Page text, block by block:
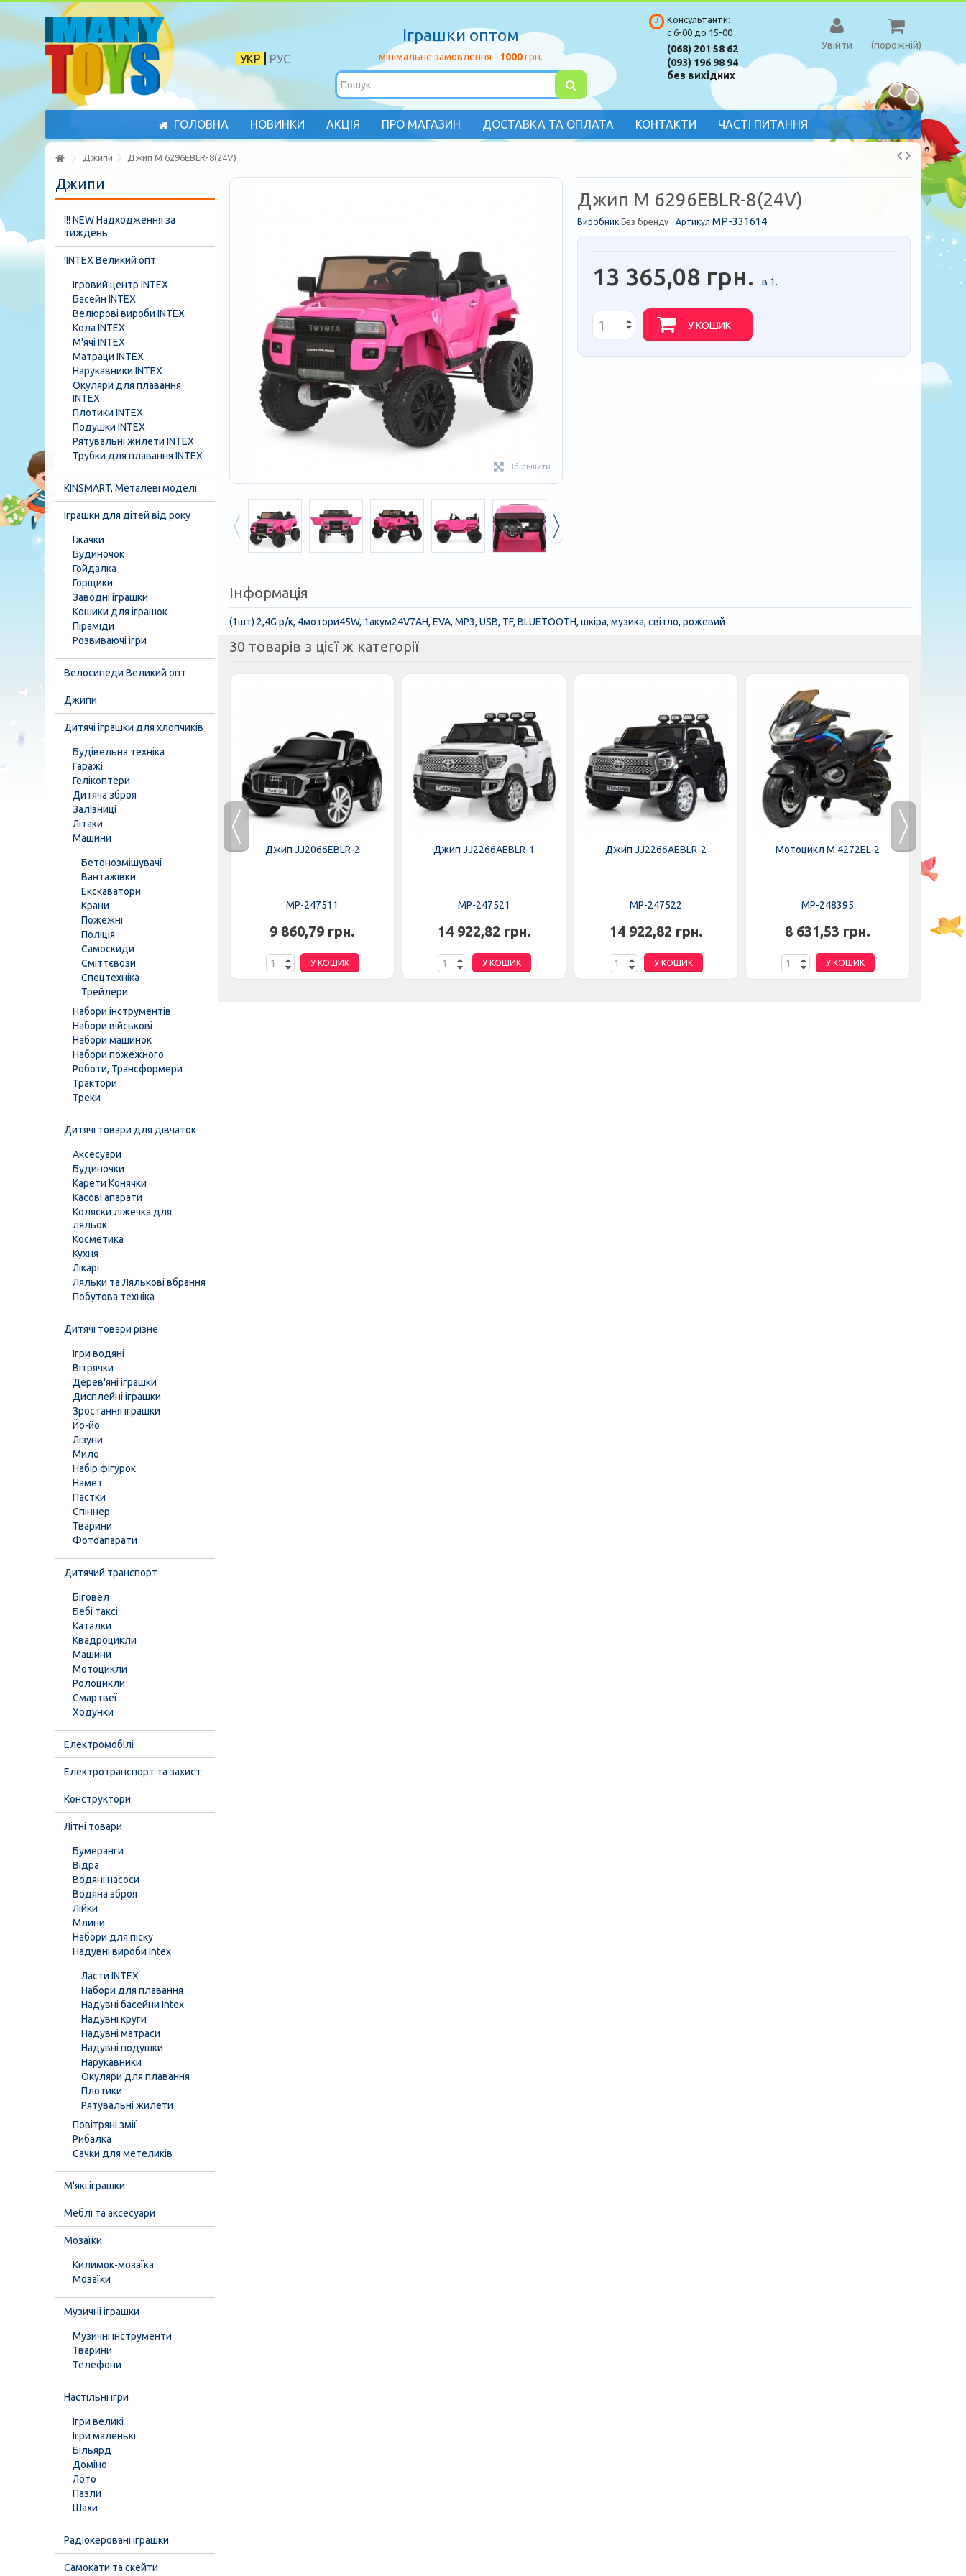
РУС
УКР
Іграшки оптом
мінімальне замовлення - 1000грн.
(порожній)
Увійти
Консультанти:
с 6-00 до 15-00
(068) 201 58 62
(093) 196 98 94
без вихідних
ГОЛОВНА НОВИНКИ АКЦІЯ ПРО МАГАЗИН ДОСТАВКА ТА ОПЛАТА КОНТАКТИ ЧАСТІ ПИТАННЯ
Джипи Джип M 6296EBLR-8(24V)
Збільшити
Джип M 6296EBLR-8(24V)
Виробник Без бренду Артикул MP-331614
13 365,08 грн. в 1.
У КОШИК
Інформація
(1шт) 2,4G р/к, 4мотори45W, 1акум24V7AH, EVA, MP3, USB, TF, BLUETOOTH, шкіра, музика, світло, рожевий
30 товарів з цієї ж категорії
8 446,37 грн.
Джип JJ2066EBLR-2
MP-247511
9 860,79 грн.
У КОШИК
Джип JJ2266AEBLR-1
MP-247521
14 922,82 грн.
У КОШИК
Джип JJ2266AEBLR-2
MP-247522
14 922,82 грн.
У КОШИК
Мотоцикл M 4272EL-2
MP-248395
8 631,53 грн.
У КОШИК
Джипи
!!! NEW Надходження за
тиждень
!INTEX Великий опт
Ігровий центр INTEX
Басейн INTEX
Велюрові вироби INTEX
Кола INTEX
М'ячі INTEX
Матраци INTEX
Нарукавники INTEX
Окуляри для плавання
INTEX
Плотики INTEX
Подушки INTEX
Рятувальні жилети INTEX
Трубки для плавання INTEX
KINSMART, Металеві моделі
Іграшки для дітей від року
Їжачки
Будиночок
Гойдалка
Горщики
Заводні іграшки
Кошики для іграшок
Піраміди
Розвиваючі ігри
Велосипеди Великий опт
Джипи
Дитячі іграшки для хлопчиків
Будівельна техніка
Гаражі
Гелікоптери
Дитяча зброя
Залізниці
Літаки
Машини
Бетонозмішувачі
Вантажівки
Екскаватори
Крани
Пожежні
Поліція
Самоскиди
Сміттєвози
Спецтехніка
Трейлери
Набори інструментів
Набори військові
Набори машинок
Набори пожежного
Роботи, Трансформери
Трактори
Треки
Дитячі товари для дівчаток
Аксесуари
Будиночки
Карети Конячки
Касові апарати
Коляски ліжечка для
ляльок
Косметика
Кухня
Лікарі
Ляльки та Лялькові вбрання
Побутова техніка
Дитячі товари різне
Ігри водяні
Вітрячки
Дерев'яні іграшки
Дисплейні іграшки
Зростання іграшки
Йо-йо
Лізуни
Мило
Набір фігурок
Намет
Пастки
Спіннер
Тварини
Фотоапарати
Дитячий транспорт
Біговел
Бебі таксі
Каталки
Квадроцикли
Машини
Мотоцикли
Ролоцикли
Смартвеї
Ходунки
Електромобілі
Електротранспорт та захист
Конструктори
Літні товари
Бумеранги
Відра
Водяні насоси
Водяна зброя
Лійки
Млини
Набори для піску
Надувні вироби Intex
Ласти INTEX
Набори для плавання
Надувні басейни Intex
Надувні круги
Надувні матраси
Надувні подушки
Нарукавники
Окуляри для плавання
Плотики
Рятувальні жилети
Повітряні змії
Рибалка
Сачки для метеликів
М'які іграшки
Меблі та аксесуари
Мозаїки
Килимок-мозаїка
Мозаїки
Музичні іграшки
Музичні інструменти
Тварини
Телефони
Настільні ігри
Ігри великі
Ігри маленькі
Більярд
Доміно
Лото
Пазли
Шахи
Радіокеровані іграшки
Самокати та скейти